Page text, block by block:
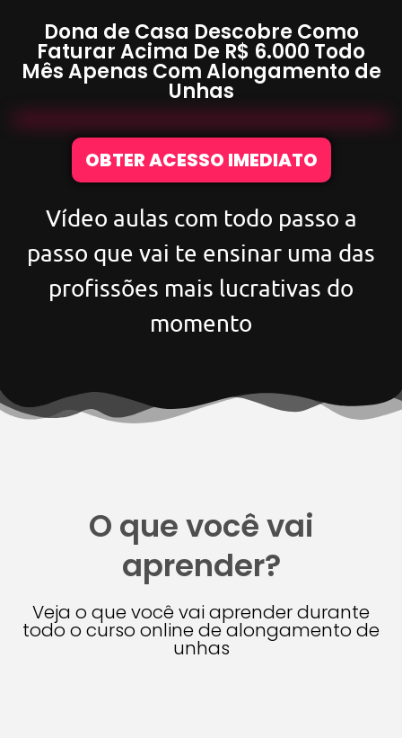
Dona de Casa Descobre Como
Faturar Acima De R$ 6.000 Todo
Mês Apenas ComAlongamento de
Unhas
OBTER ACESSO IMEDIATO
Vídeo aulas com todo passo a
passo que vai te ensinar uma das
profissões mais lucrativas do
momento
O que você vai
aprender?
Veja o que você vai aprender durante
todo o curso online de alongamento de
unhas